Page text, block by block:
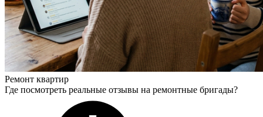
Ремонт квартир
Где посмотреть реальные отзывы на ремонтные бригады?